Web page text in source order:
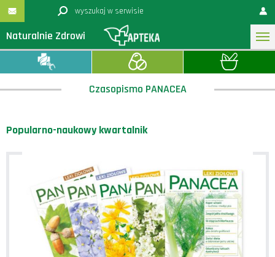
Naturalnie Zdrowi
Czasopismo PANACEA
Popularno-naukowy kwartalnik